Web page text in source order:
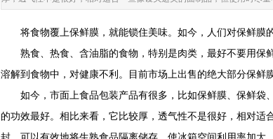
将食物覆上保鲜膜，就能锁住美味。如今，人们对保鲜膜
熟食、热食、含油脂的食物，特别是肉类，最好不要用保
溶解到食物中，对健康不利。目前市场上出售的绝大部分保鲜
如今，市面上食品包装产品有很多，比如保鲜膜、保鲜袋、
的功效最好。相比来看，它比较厚，透气性不是很好，相对